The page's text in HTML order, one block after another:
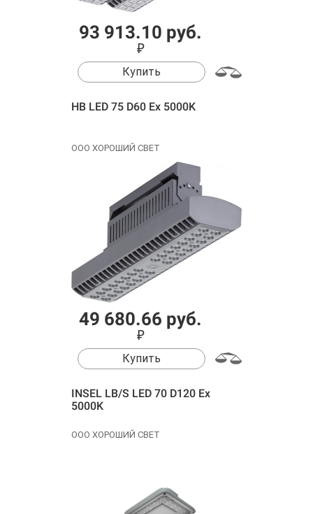
93 913.10 руб.
₽
Купить
HB LED 75 D60 Ex 5000K
ООО ХОРОШИЙ СВЕТ
49 680.66 руб.
₽
Купить
INSEL LB/S LED 70 D120 Ex
5000K
ООО ХОРОШИЙ СВЕТ